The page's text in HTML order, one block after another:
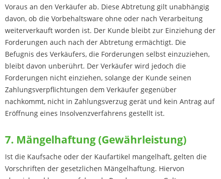
Voraus an den Verkäufer ab. Diese Abtretung gilt unabhängig
davon, ob die Vorbehaltsware ohne oder nach Verarbeitung
weiterverkauft worden ist. Der Kunde bleibt zur Einziehung der
Forderungen auch nach der Abtretung ermächtigt. Die
Befugnis des Verkäufers, die Forderungen selbst einzuziehen,
bleibt davon unberührt. Der Verkäufer wird jedoch die
Forderungen nicht einziehen, solange der Kunde seinen
Zahlungsverpflichtungen dem Verkäufer gegenüber
nachkommt, nicht in Zahlungsverzug gerät und kein Antrag auf
Eröffnung eines Insolvenzverfahrens gestellt ist.
7. Mängelhaftung (Gewährleistung)
Ist die Kaufsache oder der Kaufartikel mangelhaft, gelten die
Vorschriften der gesetzlichen Mängelhaftung. Hiervon